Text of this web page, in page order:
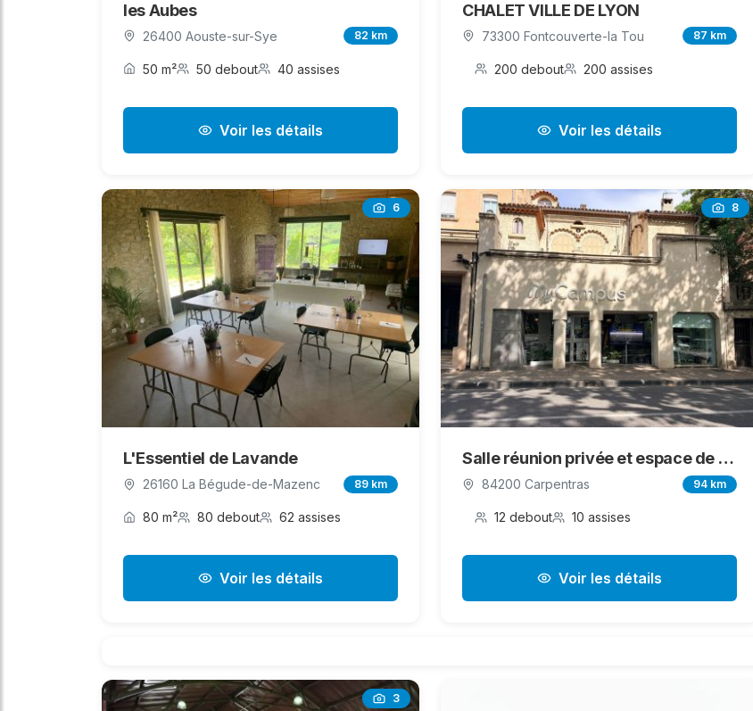
les Aubes
26400 Aouste-sur-Sye 82 km
50 m² 50 debout 40 assises
Voir les détails
CHALET VILLE DE LYON
73300 Fontcouverte-la Tou 87 km
200 debout 200 assises
Voir les détails
6
L'Essentiel de Lavande
26160 La Bégude-de-Mazenc 89 km
80 m² 80 debout 62 assises
Voir les détails
8
Salle réunion privée et espace de travail partagé
84200 Carpentras 94 km
12 debout 10 assises
Voir les détails
3